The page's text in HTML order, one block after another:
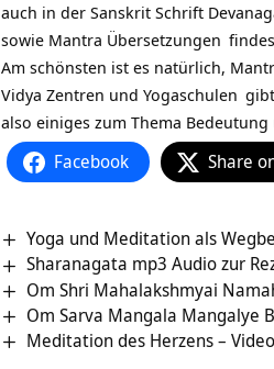
auch in der Sanskrit Schrift
sowie Mantra Übersetzungen
Am schönsten ist es natürlich,
Vidya Zentren und Yogaschulen
also einiges zum Thema
Facebook Share
Yoga und Meditation als
Sharanagata mp3 Audio zur
Om Shri Mahalakshmyai
Om Sarva Mangala Mangalye
Meditation des Herzens –